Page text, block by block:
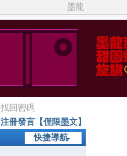
墨龍
找回密碼
注冊發言【僅限墨文】
快捷導航